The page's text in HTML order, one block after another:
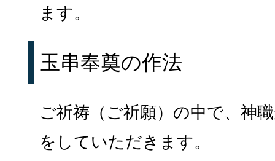
ます。
玉串奉奠の作法
ご祈祷（ご祈願）の中で、神
をしていただきます。